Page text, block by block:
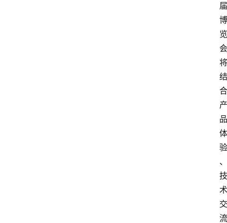
届
博
览
会
将
结
合
产
品
体
验
、
技
术
交
流